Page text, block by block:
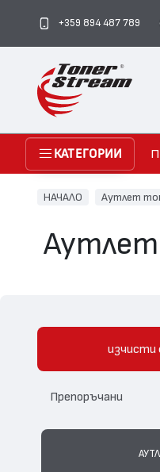
+359 894 487 789
КАТЕГОРИИ
НАЧАЛО Аутлет
изчисти
Препоръчани